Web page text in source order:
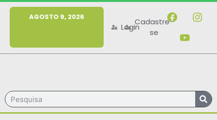
MENU
AGOSTO 9, 2026
Login
Cadastre-
se